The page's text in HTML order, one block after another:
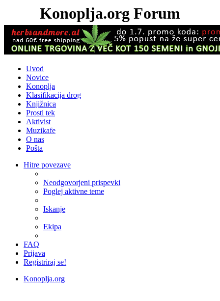
Konoplja.org Forum
Uvod
Novice
Konoplja
Klasifikacija drog
Knjižnica
Prosti tek
Aktivist
Muzikafe
O nas
Pošta
Hitre povezave
Neodgovorjeni prispevki
Poglej aktivne teme
Iskanje
Ekipa
FAQ
Prijava
Registriraj se!
Konoplja.org